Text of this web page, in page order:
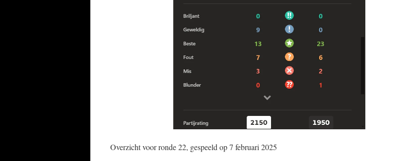
Overzicht voor ronde 22, gespeeld op 7 februari 2025